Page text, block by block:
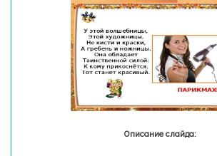
Описание слайда: